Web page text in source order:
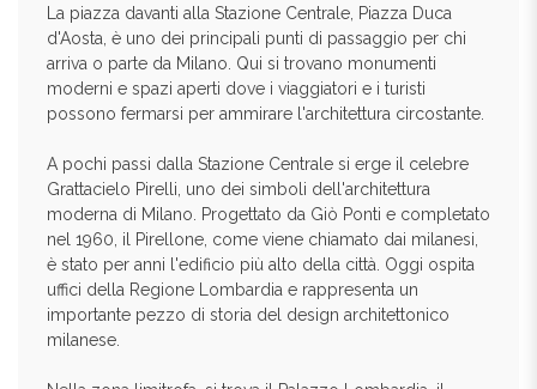
La piazza davanti alla Stazione Centrale, Piazza Duca
d'Aosta, è uno dei principali punti di passaggio per chi
arriva o parte da Milano. Qui si trovano monumenti
moderni e spazi aperti dove i viaggiatori e i turisti
possono fermarsi per ammirare l'architettura circostante.
A pochi passi dalla Stazione Centrale si erge il celebre
Grattacielo Pirelli, uno dei simboli dell'architettura
moderna di Milano. Progettato da Giò Ponti e completato
nel 1960, il Pirellone, come viene chiamato dai milanesi,
è stato per anni l'edificio più alto della città. Oggi ospita
uffici della Regione Lombardia e rappresenta un
importante pezzo di storia del design architettonico
milanese.